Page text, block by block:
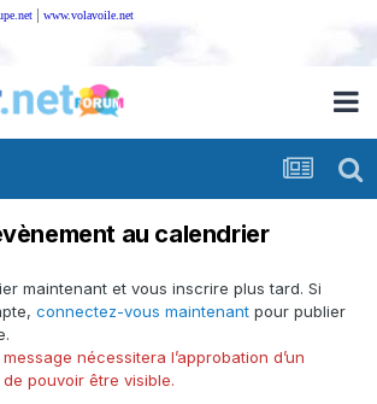
| www.volavoile.net
au calendrier
maintenant et vous inscrire plus tard. Si
connectez-vous maintenant pour publier
nécessitera l’approbation d’un
pouvoir être visible.